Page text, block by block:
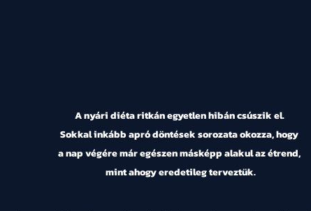
A nyári diéta ritkán egyetlen hibán csúszik el.
Sokkal inkább apró döntések sorozata okozza, hogy
a nap végére már egészen másképp alakul az étrend,
mint ahogy eredetileg terveztük.